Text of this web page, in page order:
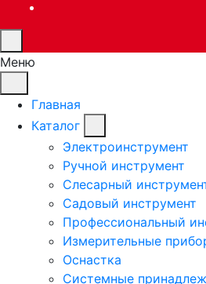
Меню
Главная
Каталог
Электроинструмент
Ручной инструмент
Слесарный
Садовый инструмент
Профессиональный
Измерительные
Оснастка
Системные